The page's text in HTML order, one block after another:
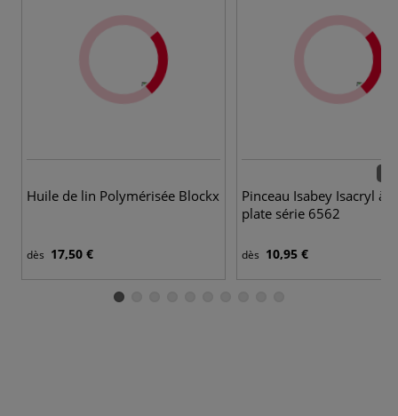
Huile de lin Polymérisée Blockx
dès 17,50 €
Pinceau Isabey Isacryl à
plate série 6562
dès 10,95 €